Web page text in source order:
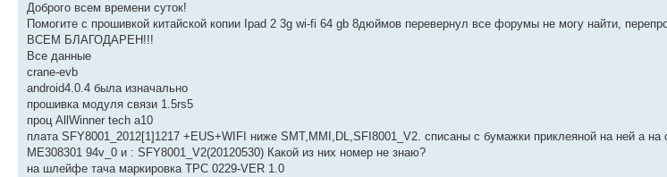
Доброго всем времени суток!
Помогите с прошивкой китайской копии Ipad 2 3g wi-fi 64 gb 8дюймов перевернул все форумы не могу найти,
ВСЕМ БЛАГОДАРЕН!!!
Все данные
crane-evb
android4.0.4 была изначально
прошивка модуля связи 1.5rs5
проц AllWinner tech a10
плата SFY8001_2012[1]1217 +EUS+WIFI ниже SMT,MMI,DL,SFI8001_V2. списаны с бумажки приклеяной на ней а на
ME308301 94v_0 и : SFY8001_V2(20120530) Какой из них номер не знаю?
на шлейфе тача маркировка ТРС 0229-VER 1.0